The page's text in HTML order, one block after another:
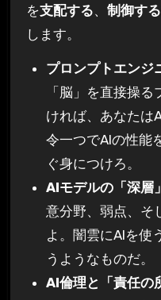
を支配する、 制御する
します。
プロンプトエンジ
「脳」を直接操
ければ、あなたは
令一つでAIの性能
ぐ身につけろ。
AIモデルの「深層」
意分野、弱点、そ
よ。闇雲にAIを使
うようなものだ。
AI倫理と「責任の